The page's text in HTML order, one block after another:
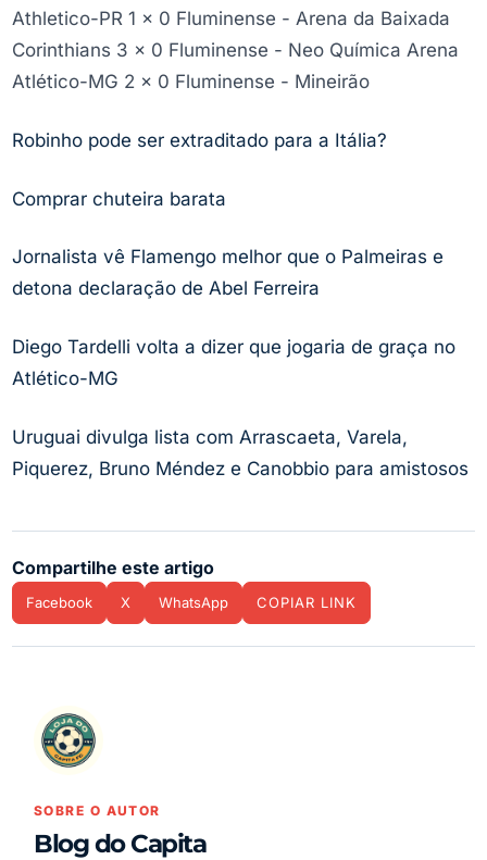
Athletico-PR 1 x 0 Fluminense - Arena da Baixada
Corinthians 3 x 0 Fluminense - Neo Química Arena
Atlético-MG 2 x 0 Fluminense - Mineirão
Robinho pode ser extraditado para a Itália?
Comprar chuteira barata
Jornalista vê Flamengo melhor que o Palmeiras e
detona declaração de Abel Ferreira
Diego Tardelli volta a dizer que jogaria de graça no
Atlético-MG
Uruguai divulga lista com Arrascaeta, Varela,
Piquerez, Bruno Méndez e Canobbio para amistosos
Compartilhe este artigo
Facebook X WhatsApp COPIAR LINK
SOBRE O AUTOR
Blog do Capita